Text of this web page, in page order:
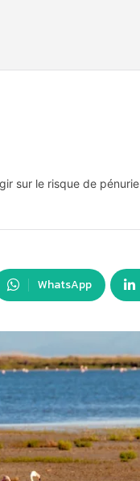
sur le risque de pénurie
WhatsApp